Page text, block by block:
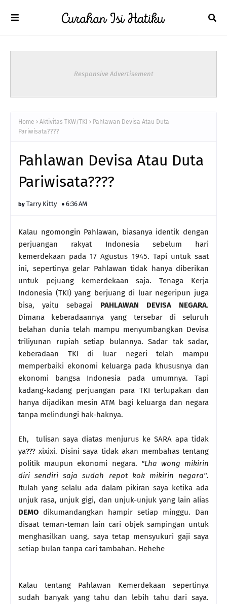
Responsive Advertisement
Home Aktivitas TKW/TKI
Pahlawan Devisa Atau Duta
Pariwisata????
Pahlawan Devisa Atau Duta
Pariwisata????
Tarry Kitty 6:36 AM
Kalau ngomongin Pahlawan, biasanya identik dengan
perjuangan rakyat Indonesia sebelum hari
kemerdekaan pada 17 Agustus 1945. Tapi untuk saat
ini, sepertinya gelar Pahlawan tidak hanya diberikan
untuk pejuang kemerdekaan saja. Tenaga Kerja
Indonesia (TKI) yang berjuang di luar negeripun juga
bisa, yaitu sebagai PAHLAWAN DEVISA NEGARA.
Dimana keberadaannya yang tersebar di seluruh
belahan dunia telah mampu menyumbangkan Devisa
triliyunan rupiah setiap bulannya. Sadar tak sadar,
keberadaan TKI di luar negeri telah mampu
memperbaiki ekonomi keluarga pada khususnya dan
ekonomi bangsa Indonesia pada umumnya. Tapi
kadang-kadang perjuangan para TKI terlupakan dan
hanya dijadikan mesin ATM bagi keluarga dan negara
tanpa melindungi hak-haknya.
Eh, tulisan saya diatas menjurus ke SARA apa tidak
ya??? xixixi. Disini saya tidak akan membahas tentang
politik maupun ekonomi negara. "Lha wong mikirin
diri sendiri saja sudah repot kok mikirin negara".
Itulah yang selalu ada dalam pikiran saya ketika ada
unjuk rasa, unjuk gigi, dan unjuk-unjuk yang lain alias
DEMO dikumandangkan hampir setiap minggu. Dan
disaat teman-teman lain cari objek sampingan untuk
menghasilkan uang, saya tetap mensyukuri gaji saya
setiap bulan tanpa cari tambahan. Hehehe
Kalau tentang Pahlawan Kemerdekaan sepertinya
sudah banyak yang tahu dan lebih tahu dari saya.